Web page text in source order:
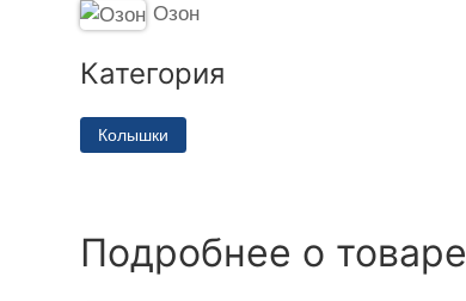
Озон
Категория
Колышки
Подробнее о товаре